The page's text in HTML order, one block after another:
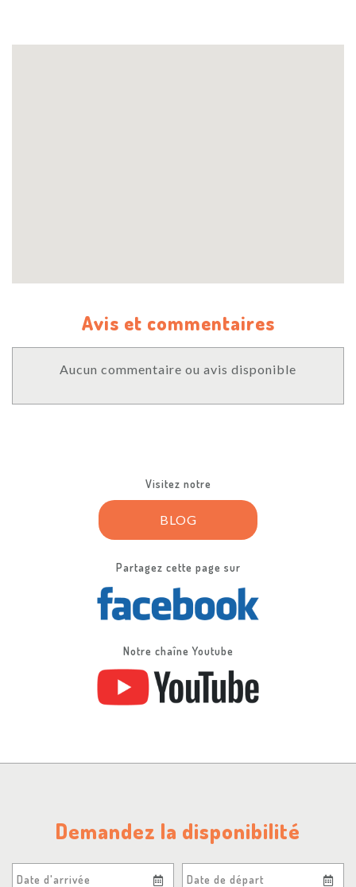
Avis et commentaires
Aucun commentaire ou avis disponible
Visitez notre
BLOG
Partagez cette page sur
Notre chaîne Youtube
Demandez la disponibilité
Date d'arrivée Date de départ